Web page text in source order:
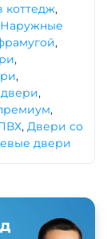
коттедж,
Наружные
,
,
,
,
,
, Двери со
двери